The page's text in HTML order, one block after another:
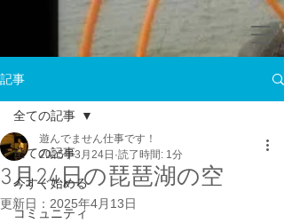
記事
全ての記事
今すぐ始める
コミュニティ
全ての記事
3月24日の琵琶湖の空
遊んでません仕事です！
2025年3月24日 読了時間: 1分
更新日： 2025年4月13日